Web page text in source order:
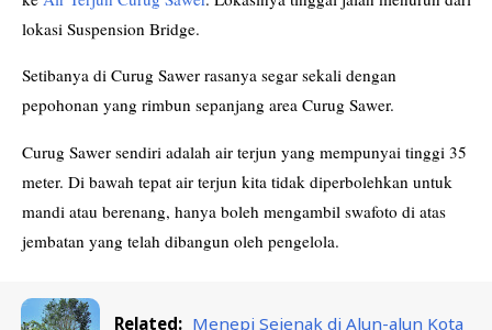
lokasi Suspension Bridge.
Setibanya di Curug Sawer rasanya segar sekali dengan
pepohonan yang rimbun sepanjang area Curug Sawer.
Curug Sawer sendiri adalah air terjun yang mempunyai tinggi 35
meter. Di bawah tepat air terjun kita tidak diperbolehkan untuk
mandi atau berenang, hanya boleh mengambil swafoto di atas
jembatan yang telah dibangun oleh pengelola.
Related: Menepi Sejenak di Alun-alun Kota